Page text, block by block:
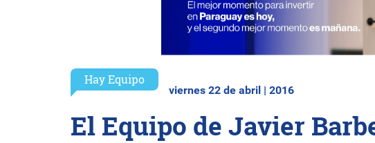
Hay Equipo
viernes 22 de abril | 2016
El Equipo de Javier